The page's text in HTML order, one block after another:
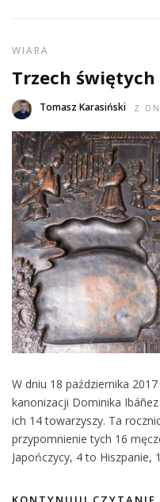
WIARA
Trzech
Tomasz Karasiński Z
W dniu 18 października
kanonizacji Dominika
ich 14 towarzyszy. Ta
przypomnienie tych 16
Japończycy, 4 to Hiszpanie,